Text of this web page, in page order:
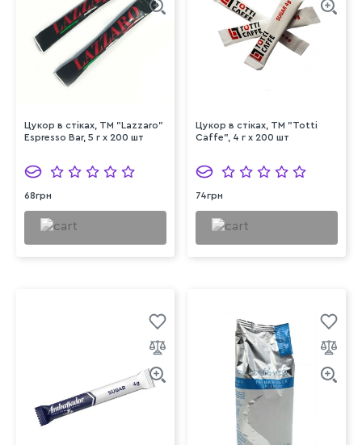
Цукор в стіках, TM "Lazzaro"
Espresso Bar, 5 г х 200 шт
68грн
Цукор в стіках, ТМ "Totti
Caffe", 4 г х 200 шт
74грн